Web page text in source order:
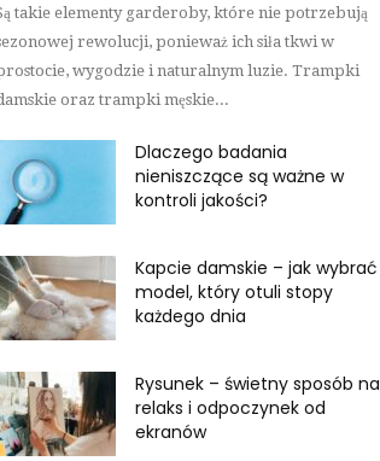
takie elementy garderoby, które nie potrzebują
rewolucji, ponieważ ich siła tkwi w
wygodzie i naturalnym luzie. Trampki
oraz trampki męskie...
Dlaczego badania
nieniszczące są ważne w
kontroli jakości?
Kapcie damskie – jak wybrać
model, który otuli stopy
każdego dnia
Rysunek – świetny sposób na
relaks i odpoczynek od
ekranów